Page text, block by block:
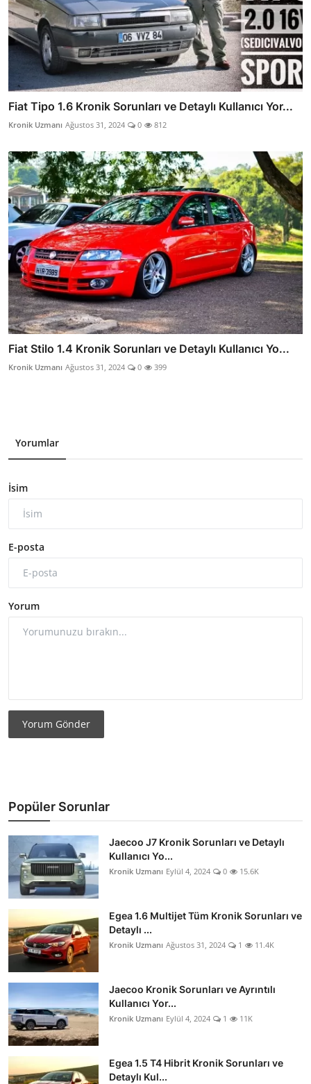
Fiat Tipo 1.6 Kronik Sorunları ve Detaylı Kullanıcı Yor...
Kronik Uzmanı Ağustos 31, 2024 0 812
Fiat Stilo 1.4 Kronik Sorunları ve Detaylı Kullanıcı Yo...
Kronik Uzmanı Ağustos 31, 2024 0 399
Yorumlar
İsim
E-posta
Yorum
Yorum Gönder
Popüler Sorunlar
Jaecoo J7 Kronik Sorunları ve Detaylı
Kullanıcı Yo...
Kronik Uzmanı Eylül 4, 2024 0 15.6K
Egea 1.6 Multijet Tüm Kronik Sorunları ve
Detaylı ...
Kronik Uzmanı Ağustos 31, 2024 1 11.4K
Jaecoo Kronik Sorunları ve Ayrıntılı
Kullanıcı Yor...
Kronik Uzmanı Eylül 4, 2024 1 11K
Egea 1.5 T4 Hibrit Kronik Sorunları ve
Detaylı Kul...